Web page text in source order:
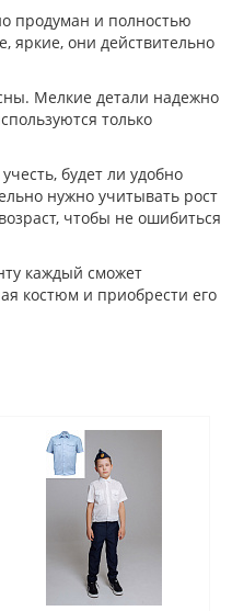
продуман и полностью
яркие, они действительно
Мелкие детали надежно
только
будет ли удобно
нужно учитывать рост
чтобы не ошибиться
каждый сможет
костюм и приобрести его